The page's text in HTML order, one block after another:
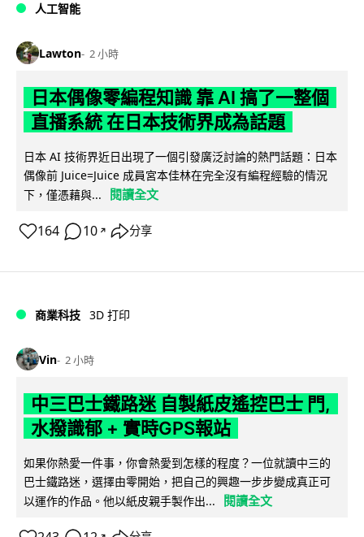
人工智能
Lawton 2 小時
日本偶像零編程知識 靠 AI 搞了一整個
直播系統 在日本技術界成為話題
日本 AI 技術界近日出現了一個引發廣泛討論的熱門話題：日本
偶像前 Juice=Juice 成員宮本佳林在完全沒有編程經驗的情況
下，僅憑藉與...
閱讀全文
164 10 ↗ 分享
商業科技 3D 打印
Vin 2 小時
中三巴士鐵路迷 自製紙皮遙控巴士 門,
水撥識郁 + 實時GPS報站
如果你熱愛一件事，你會熱愛到怎樣的程度？一位就讀中三的
巴士鐵路迷，選擇由零開始，把自己的興趣一步步變成真正可
以運作的作品。他以紙皮親手製作出...
閱讀全文